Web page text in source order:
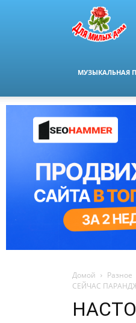
МУЗЫКАЛЬНАЯ
Домой Разное
СЕЙЧАС